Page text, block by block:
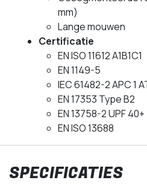
mm)
Lange mouwen
Certificatie
EN ISO 11612 A1B1C1
EN 1149-5
IEC 61482-2 APC 1
EN 17353 Type B2
EN 13758-2 UPF 40+
EN ISO 13688
SPECIFICATIES